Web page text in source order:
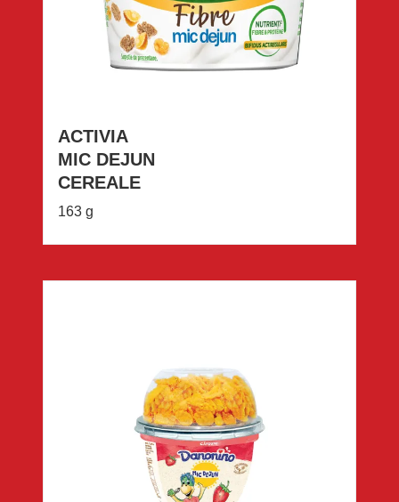
ACTIVIA
MIC DEJUN
CEREALE
163 g